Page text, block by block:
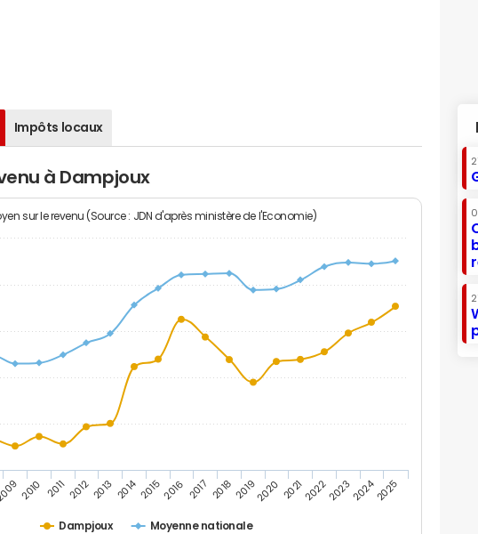
Impôts locaux
à Dampjoux
sur le revenu (Source : JDN d'après ministère de l'Economie)
Dampjoux Moyenne nationale
2010 2011 20122013 201420152016 2017 201820192020 20212022202320242025